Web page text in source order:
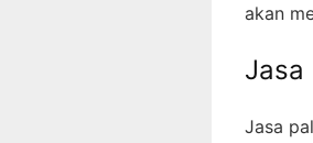
akan
Jasa
Jasa